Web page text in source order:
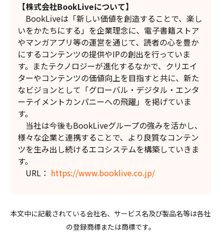
【株式会社BookLiveについて】
BookLiveは「新しい価値を創造することで、楽し
いをかたちにする」を企業理念に、電子書籍ストア
やマンガアプリ等の運営を通じて、読者の心を豊か
にするコンテンツの提供やIPの創出を行っていま
す。またテクノロジーが進化するなかで、クリエイ
ターやコンテンツの価値向上を目指すと共に、新た
なビジョンとして「グローバル・デジタル・エンタ
ーテイメントカンパニーへの飛躍」を掲げていま
す。
当社は今後もBookLiveグループの強みを活かし、
様々な企業と連携することで、より良質なコンテン
ツを生み出し続けるエコシステムを構築していきま
す。
URL： https://www.booklive.co.jp/
本文中に記載されている会社名、サービス名及び製品名等は各社
の登録商標または商標です。